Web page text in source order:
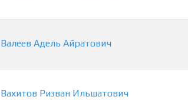
Валеев Адель Айратович
Вахитов Ризван Ильшатович